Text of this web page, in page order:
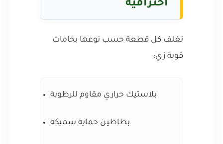
احترافية
نغلف كل قطعة حسب نوعها بخامات
قوية زي:
بلاستيك حراري مقاوم للرطوبة
بطاطين حماية سميكة